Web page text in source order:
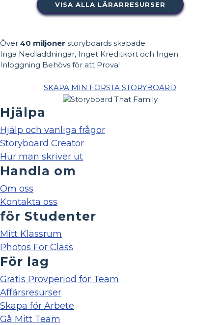
VISA ALLA LÄRARRESURSER
Över 40 miljoner storyboards skapade
Inga Nedladdningar, Inget Kreditkort och Ingen
Inloggning Behövs för att Prova!
SKAPA MIN FÖRSTA STORYBOARD
Hjälpa
Hjälp och vanliga frågor
Storyboard Creator
Hur man skriver ut
Handla om
Om oss
Kontakta oss
för Studenter
Mitt Klassrum
Photos For Class
För lag
Gratis Provperiod för Team
Affärsresurser
Skapa för Arbete
Gå Mitt Team